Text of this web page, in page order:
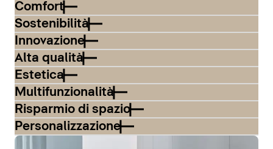
Comfort
Sostenibilità
Innovazione
Alta qualità
Estetica
Multifunzionalità
Risparmio di spazio
Personalizzazione